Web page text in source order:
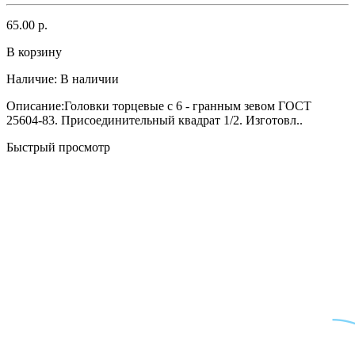
65.00 р.
В корзину
Наличие: В наличии
Описание:Головки торцевые с 6 - гранным зевом ГОСТ
25604-83. Присоединительный квадрат 1/2. Изготовл..
Быстрый просмотр